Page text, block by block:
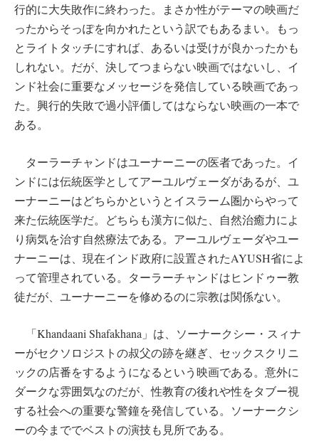
行的に大失敗作に終わった。まさか性がテーマの映画だ
ったからそっぽを向かれたという訳でもあるまい。もっ
とライトタッチにすれば、あるいは受けが良かったかも
しれない。だが、決してつまらない映画ではないし、イ
ンド社会に重要なメッセージを発信している映画であっ
た。興行的失敗で過小評価してはならない映画の一本で
ある。
ターラーチャンドはユーナーニーの医者であった。イ
ンドには伝統医学としてアーユルヴェーダがあるが、ユ
ーナーニーはどちらかというとイスラーム圏からやって
来た伝統医学だ。どちらも漢方に似た、自然治癒力によ
り病気を治す自然療法である。アーユルヴェーダやユー
ナーニーは、現在インド政府に設置されたAYUSH省によ
って管理されている。ターラーチャンドはヒンドゥー教
徒だが、ユーナーニーを修めるのに宗教は関係ない。
「Khandaani Shafakhana」は、ソーナークシー・スィナ
ーがセクソロジストの叔父の跡を継ぎ、セックスクリニ
ックの店番をするようになるという映画である。意外に
ダークな雰囲気なのだが、性教育の後れや性をタブー視
する社会への重要な警鐘を発信している。ソーナークシ
ーの今まででベストの演技も見所である。